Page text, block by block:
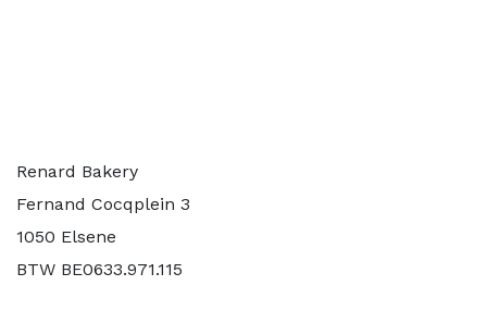
Renard Bakery
Fernand Cocqplein 3
1050 Elsene
BTW BE0633.971.115